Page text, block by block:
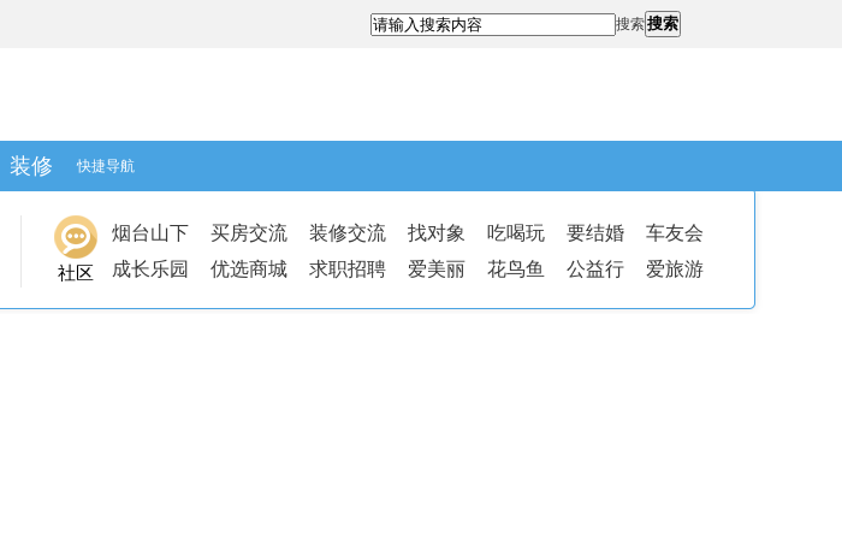
搜索搜索
装修 快捷导航
社区
烟台山下 买房交流 装修交流 找对象 吃喝玩 要结婚
车友会
成长乐园
优选商城 求职招聘 爱美丽 花鸟鱼 公益行 爱旅游